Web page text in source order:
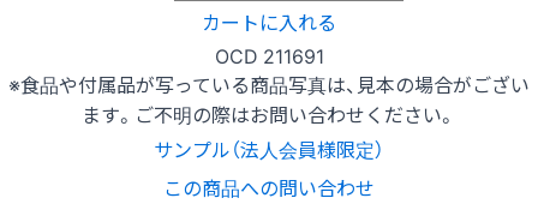
カートに入れる
OCD 211691
※食品や付属品が写っている商品写真は、見本の場合がござい
ます。ご不明の際はお問い合わせください。
サンプル（法人会員様限定）
この商品への問い合わせ